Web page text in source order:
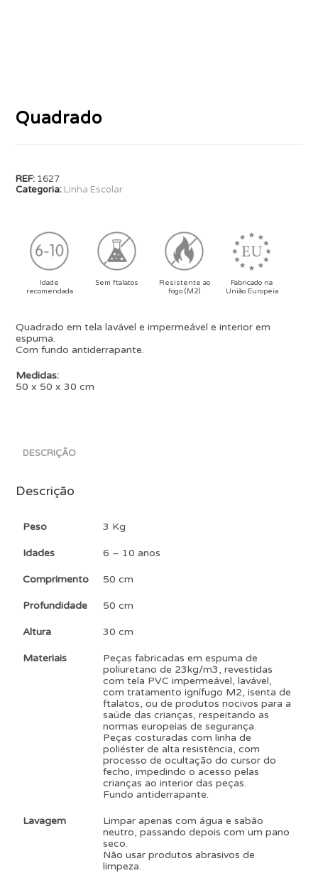
Quadrado
REF: 1627
Categoria: Linha Escolar
Idade
recomendada
Sem ftalatos
Resistente ao
fogo (M2)
Fabricado na
União Europeia
Quadrado em tela lavável e impermeável e interior em
espuma.
Com fundo antiderrapante.
Medidas:
50 x 50 x 30 cm
DESCRIÇÃO
Descrição
Peso 3 Kg
Idades 6 – 10 anos
Comprimento 50 cm
Profundidade 50 cm
Altura 30 cm
Materiais
Peças fabricadas em espuma de
poliuretano de 23kg/m3, revestidas
com tela PVC impermeável, lavável,
com tratamento ignífugo M2, isenta de
ftalatos, ou de produtos nocivos para a
saúde das crianças, respeitando as
normas europeias de segurança.
Peças costuradas com linha de
poliéster de alta resistência, com
processo de ocultação do cursor do
fecho, impedindo o acesso pelas
crianças ao interior das peças.
Fundo antiderrapante.
Lavagem
Limpar apenas com água e sabão
neutro, passando depois com um pano
seco.
Não usar produtos abrasivos de
limpeza.